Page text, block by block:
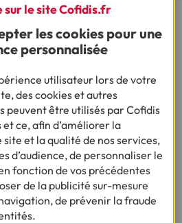
vous intéresser
la question, on vous
sur le crédit ?
sur le site Cofidis.fr
les cookies pour une
personnalisée
utilisateur lors de votre
des cookies et autres
peuvent être utilisés par Cofidis
ce, afin d’améliorer la
et la qualité de nos services,
d’audience, de personnaliser le
fonction de vos précédentes
de la publicité sur-mesure
de prévenir la fraude